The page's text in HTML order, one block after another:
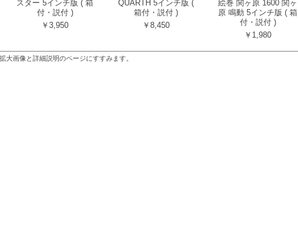
スター 5インチ版 ( 箱
付・説付 )
￥3,950
QUARTH 5インチ版 (
箱付・説付 )
￥8,450
絵巻 関ヶ原 1600 関ヶ
原 鳴動 5インチ版 ( 箱
付・説付 )
￥1,980
大画像と詳細説明のページにすすみます。